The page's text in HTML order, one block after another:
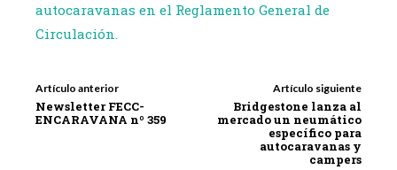
autocaravanas en el Reglamento General de
Circulación.
Artículo anterior
Newsletter FECC-
ENCARAVANA nº 359
Artículo siguiente
Bridgestone lanza al
mercado un neumático
específico para
autocaravanas y
campers